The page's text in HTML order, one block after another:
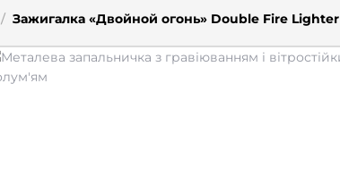
/ Зажигалка «Двойной огонь» Double Fire Lighter